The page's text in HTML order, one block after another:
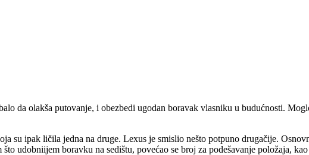
da olakša putovanje, i obezbedi ugodan boravak vlasniku u budućnosti.
su ipak ličila jedna na druge. Lexus je smislio nešto potpuno drugačije.
udobniijem boravku na sedištu, povećao se broj za podešavanje položaja,